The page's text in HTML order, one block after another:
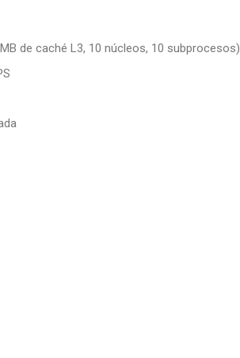
de caché L3, 10 núcleos, 10 subprocesos)